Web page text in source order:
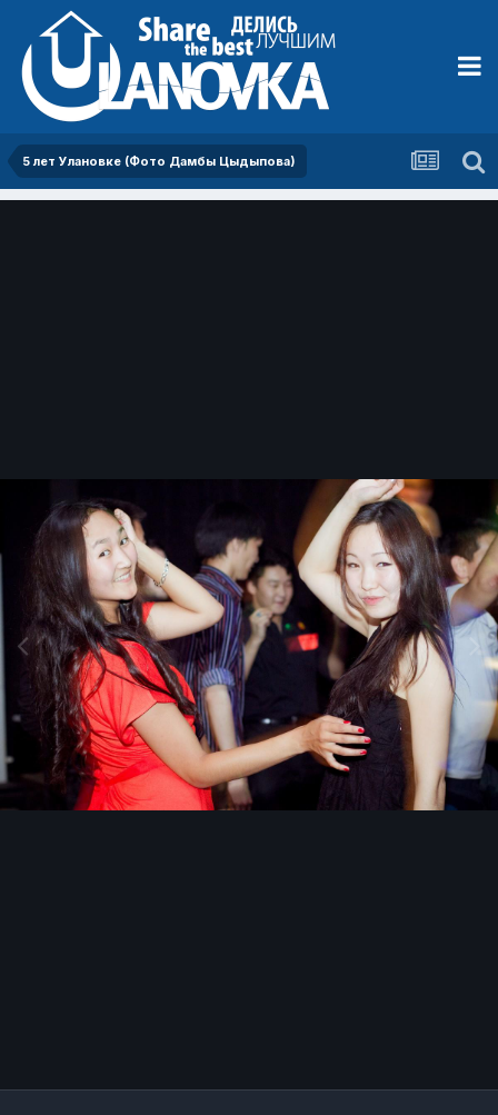
5 лет Улановке (Фото Дамбы Цыдыпова)